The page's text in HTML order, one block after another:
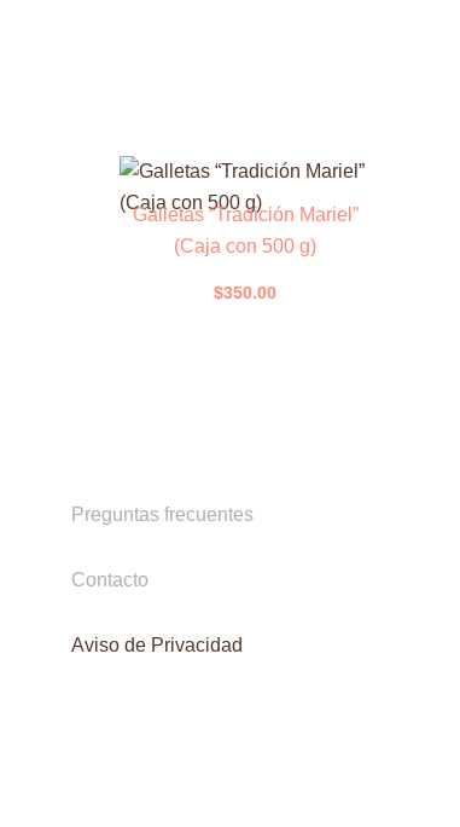
Galletas “Tradición Mariel”
(Caja con 500 g)
$350.00
Preguntas frecuentes
Contacto
Aviso de Privacidad